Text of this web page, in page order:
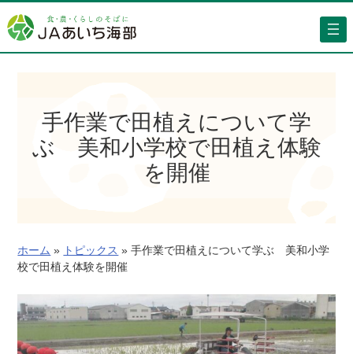
容
を
手作業で田植えについて学
ぶ 美和小学校で田植え体験
を開催
ホーム » トピックス » 手作業で田植えについて学ぶ 美和小学
校で田植え体験を開催